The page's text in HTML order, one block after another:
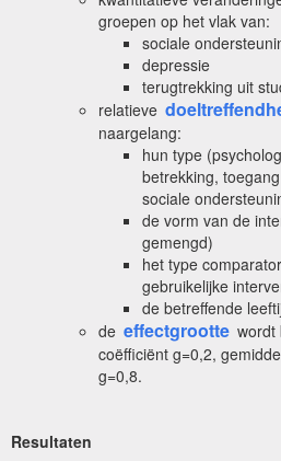
groepen op het vlak van:
sociale
depressie
terugtrekking uit
relatieve
naargelang:
hun type
betrekking,
sociale
de vorm van de
gemengd)
het type
gebruikelijke
de betreffende
de effectgrootte wordt
coëfficiënt g=0,2,
g=0,8.
Resultaten